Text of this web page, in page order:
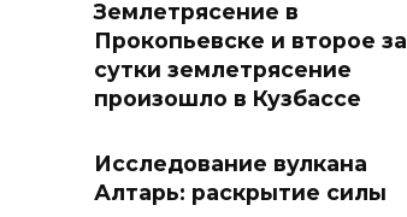
Землетрясение в
Прокопьевске и второе за
сутки землетрясение
произошло в Кузбассе
Исследование вулкана
Алтарь: раскрытие силы